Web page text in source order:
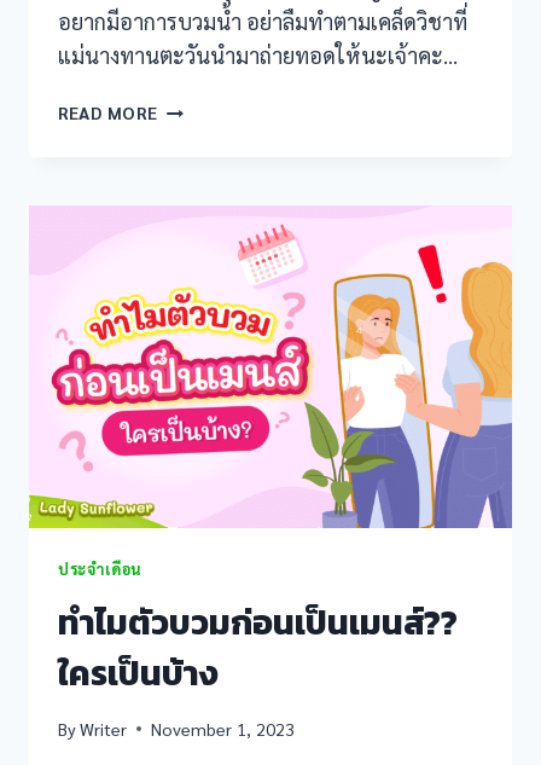
อยากมีอาการบวมน้ำ อย่าลืมทำตามเคล็ดวิชาที่
แม่นางทานตะวันนำมาถ่ายทอดให้นะเจ้าคะ…
READ MORE5
ลด
ก่อน
เป็น
เมนส์
ประจำเดือน
ทำไมตัวบวมก่อนเป็นเมนส์??
ใครเป็นบ้าง
ByWriter November 1, 2023